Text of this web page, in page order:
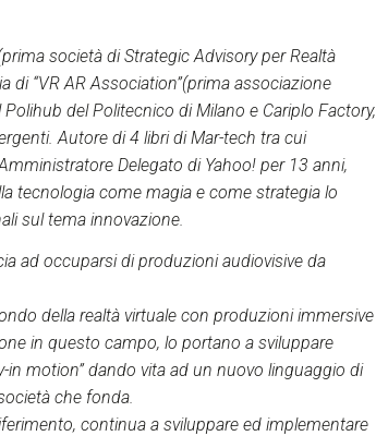
società di Strategic Advisory per Realtà
di “VR AR Association”(prima associazione
del Politecnico di Milano e Cariplo Factory,
Autore di 4 libri di Mar-tech tra cui
Delegato di Yahoo! per 13 anni,
tecnologia come magia e come strategia lo
sul tema innovazione.
ad occuparsi di produzioni audiovisive da
della realtà virtuale con produzioni immersive
in questo campo, lo portano a sviluppare
in motion” dando vita ad un nuovo linguaggio di
che fonda.
continua a sviluppare ed implementare